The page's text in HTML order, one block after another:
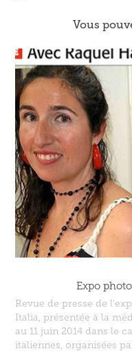
Vous
Expo
Revue de presse de
Italia, présentée à la
au 11 juin 2014 dans le
italiennes, organisées